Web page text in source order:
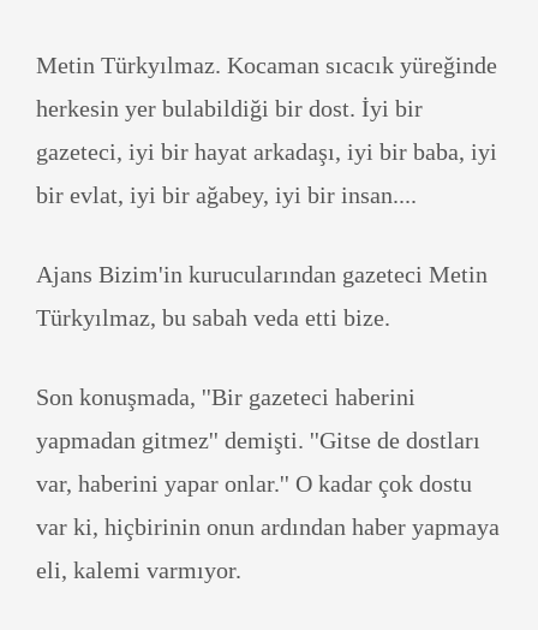
Metin Türkyılmaz. Kocaman sıcacık yüreğinde
herkesin yer bulabildiği bir dost. İyi bir
gazeteci, iyi bir hayat arkadaşı, iyi bir baba, iyi
bir evlat, iyi bir ağabey, iyi bir insan....
Ajans Bizim'in kurucularından gazeteci Metin
Türkyılmaz, bu sabah veda etti bize.
Son konuşmada, ''Bir gazeteci haberini
yapmadan gitmez'' demişti. ''Gitse de dostları
var, haberini yapar onlar.'' O kadar çok dostu
var ki, hiçbirinin onun ardından haber yapmaya
eli, kalemi varmıyor.